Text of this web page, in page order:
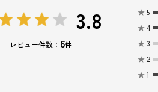
3.8
レビュー件数： 6件
★ 5
★ 4
★ 3
★ 2
★ 1